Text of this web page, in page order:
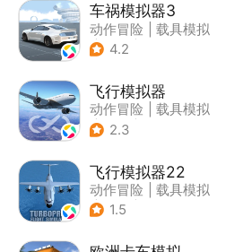
车祸模拟器3
动作冒险
载具模拟
| 汽车
4.2
飞行模拟器
动作冒险
载具模拟
| 飞机
2.3
飞行模拟器22
动作冒险
载具模拟
| 飞机
1.5